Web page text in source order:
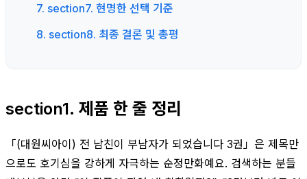
7. section7. 현명한 선택 기준
8. section8. 최종 결론 및 총평
section1. 제품 한 줄 정리
「(대원씨아이) 전 남친이 부남자가 되었습니다 3권」은 제목만
으로도 호기심을 강하게 자극하는 순정만화예요. 검색하는 분들